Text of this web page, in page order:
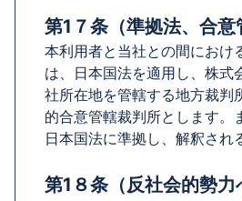
第1７条（準拠法、合意
本利用者と当社との間におけ
は、日本国法を適用し、株式
社所在地を管轄する地方裁判
的合意管轄裁判所とします。
日本国法に準拠し、解釈され
第1８条（反社会的勢力